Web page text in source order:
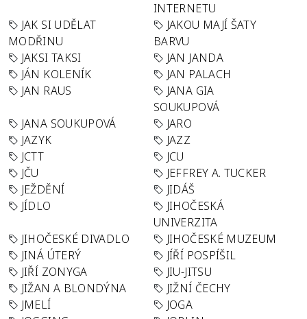
INTERNETU
JAK SI UDĚLAT
MODŘINU
JAKOU MAJÍ ŠATY
BARVU
JAKSI TAKSI
JAN JANDA
JÁN KOLENÍK
JAN PALACH
JAN RAUS
JANA GIA
SOUKUPOVÁ
JANA SOUKUPOVÁ
JARO
JAZYK
JAZZ
JCTT
JCU
JČU
JEFFREY A. TUCKER
JEŽDĚNÍ
JIDÁŠ
JÍDLO
JIHOČESKÁ
UNIVERZITA
JIHOČESKÉ DIVADLO
JIHOČESKÉ MUZEUM
JINÁ ÚTERÝ
JÍŘÍ POSPÍŠIL
JIŘÍ ZONYGA
JIU-JITSU
JIŽAN A BLONDÝNA
JIŽNÍ ČECHY
JMELÍ
JOGA